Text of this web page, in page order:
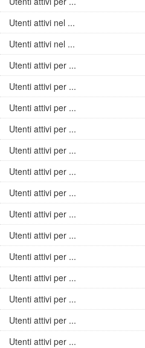
Utenti attivi nel ...
Utenti attivi nel ...
Utenti attivi per ...
Utenti attivi per ...
Utenti attivi per ...
Utenti attivi per ...
Utenti attivi per ...
Utenti attivi per ...
Utenti attivi per ...
Utenti attivi per ...
Utenti attivi per ...
Utenti attivi per ...
Utenti attivi per ...
Utenti attivi per ...
Utenti attivi per ...
Utenti attivi per ...